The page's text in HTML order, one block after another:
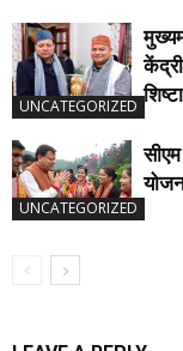
UNCATEGORIZED
UNCATEGORIZED